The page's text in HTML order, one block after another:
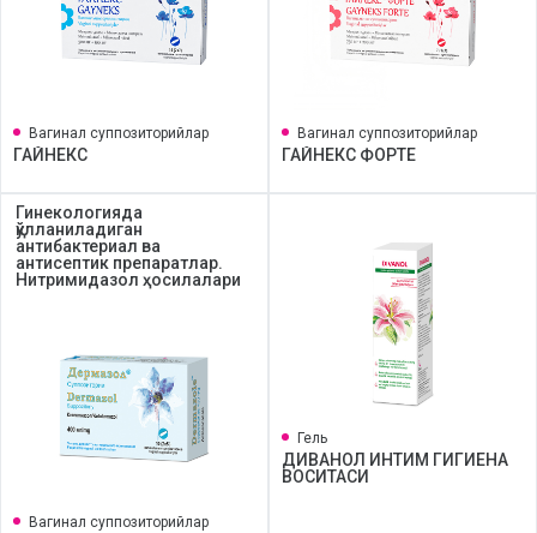
Вагинал суппозиторийлар
ГАЙНЕКС
Вагинал суппозиторийлар
ГАЙНЕКС ФОРТЕ
Гинекологияда
қўлланиладиган
антибактериал ва
антисептик препаратлар.
Нитримидазол ҳосилалари
Вагинал суппозиторийлар
Гель
ДИВАНОЛ ИНТИМ ГИГИЕНА
ВОСИТАСИ